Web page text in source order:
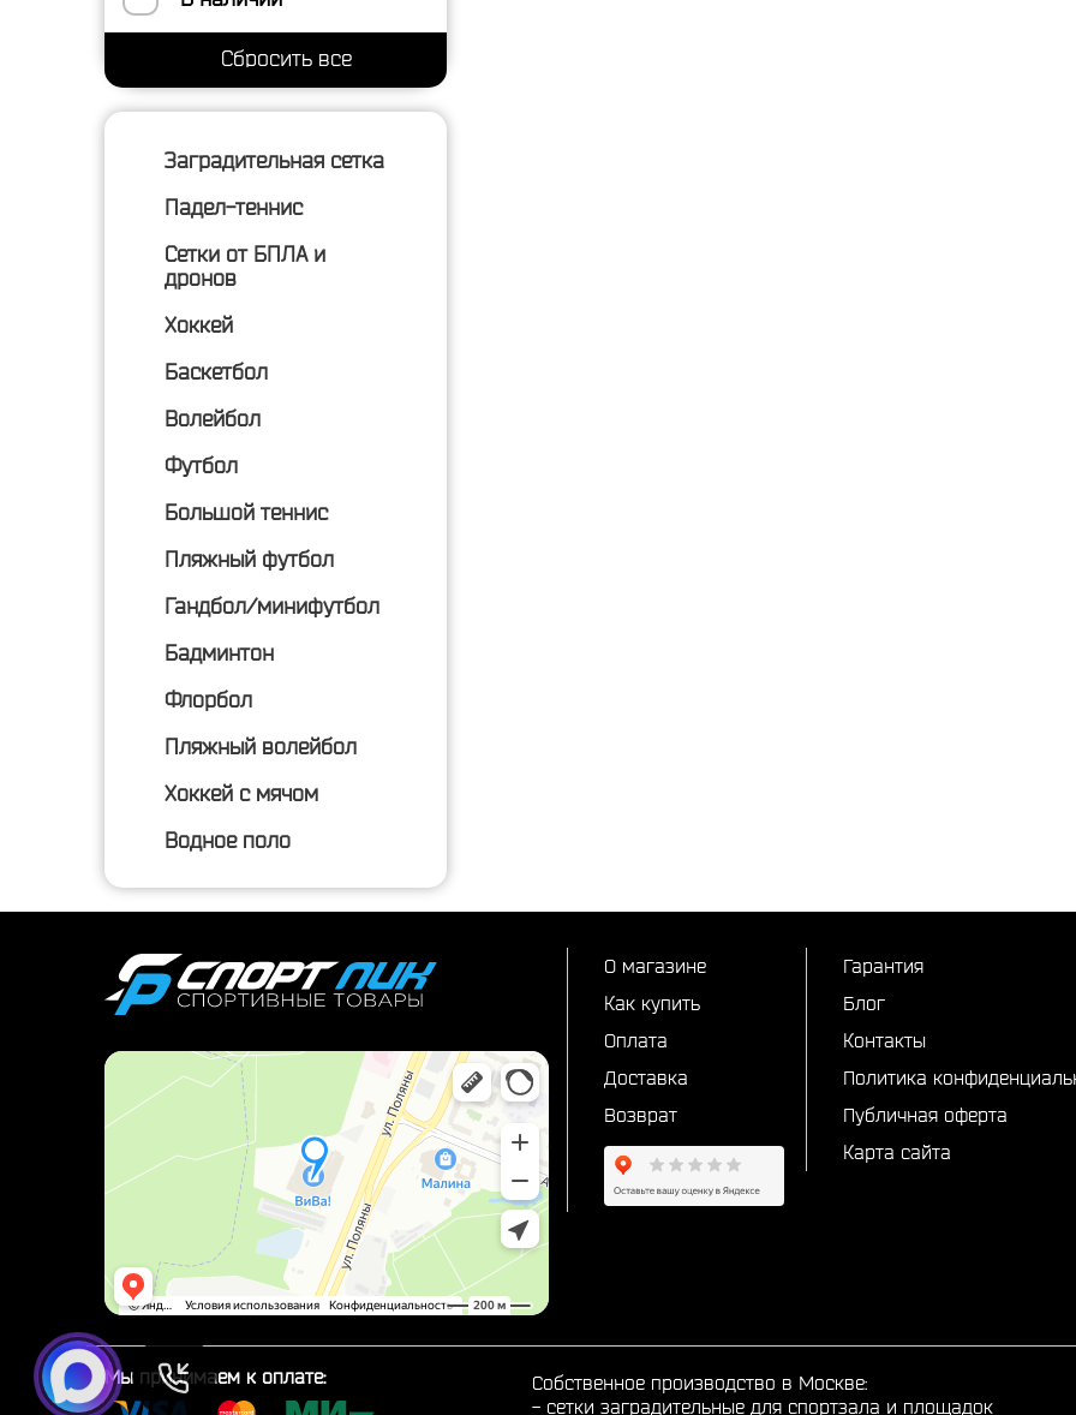
Заградительная сетка
Падел-теннис
Сетки от БПЛА и
дронов
Хоккей
Баскетбол
Волейбол
Футбол
Большой теннис
Пляжный футбол
Гандбол/минифутбол
Бадминтон
Флорбол
Пляжный волейбол
Хоккей с мячом
Водное поло
О магазине
Как купить
Оплата
Доставка
Возврат
Гарантия
Блог
Контакты
Политика
Публичная оферта
Карта сайта
Мы принимаем к оплате:
Собственное производство в Москве:
- сетки заградительные для спортзала и площадок